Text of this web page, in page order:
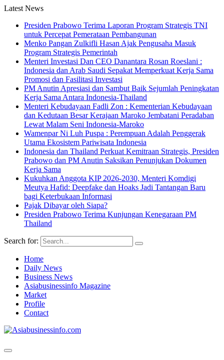
Latest News
Presiden Prabowo Terima Laporan Program Strategis TNI
untuk Percepat Pemerataan Pembangunan
Menko Pangan Zulkifli Hasan Ajak Pengusaha Masuk
Program Strategis Pemerintah
Menteri Investasi Dan CEO Danantara Rosan Roeslani :
Indonesia dan Arab Saudi Sepakat Memperkuat Kerja Sama
Promosi dan Fasilitasi Investasi
PM Anutin Apresiasi dan Sambut Baik Sejumlah Peningkatan
Kerja Sama Antara Indonesia-Thailand
Menteri Kebudayaan Fadli Zon : Kementerian Kebudayaan
dan Kedutaan Besar Kerajaan Maroko Jembatani Peradaban
Lewat Malam Seni Indonesia-Maroko
Wamenpar Ni Luh Puspa : Perempuan Adalah Penggerak
Utama Ekosistem Pariwisata Indonesia
Indonesia dan Thailand Perkuat Kemitraan Strategis, Presiden
Prabowo dan PM Anutin Saksikan Penunjukan Dokumen
Kerja Sama
Kukuhkan Anggota KIP 2026-2030, Menteri Komdigi
Meutya Hafid: Deepfake dan Hoaks Jadi Tantangan Baru
bagi Keterbukaan Informasi
Pajak Dibayar oleh Siapa?
Presiden Prabowo Terima Kunjungan Kenegaraan PM
Thailand
Search for:
Home
Daily News
Business News
Asiabusinessinfo Magazine
Market
Profile
Contact